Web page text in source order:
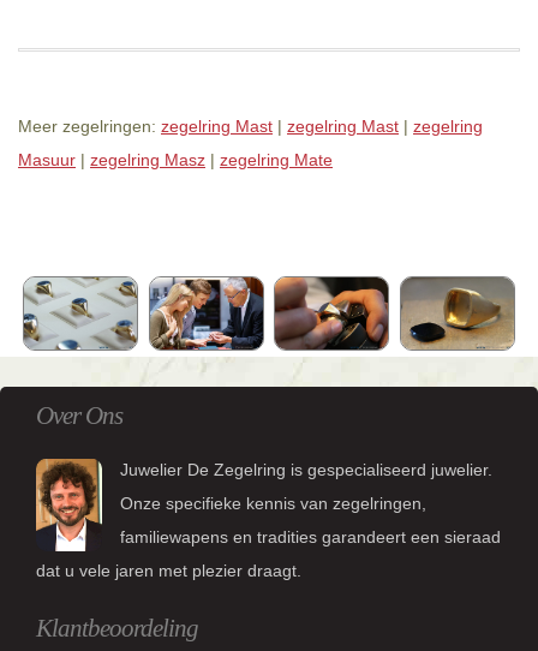
Meer zegelringen: zegelring Mast | zegelring Mast | zegelring
Masuur | zegelring Masz | zegelring Mate
Over Ons
Juwelier De Zegelring is gespecialiseerd juwelier.
Onze specifieke kennis van zegelringen,
familiewapens en tradities garandeert een sieraad
dat u vele jaren met plezier draagt.
Klantbeoordeling